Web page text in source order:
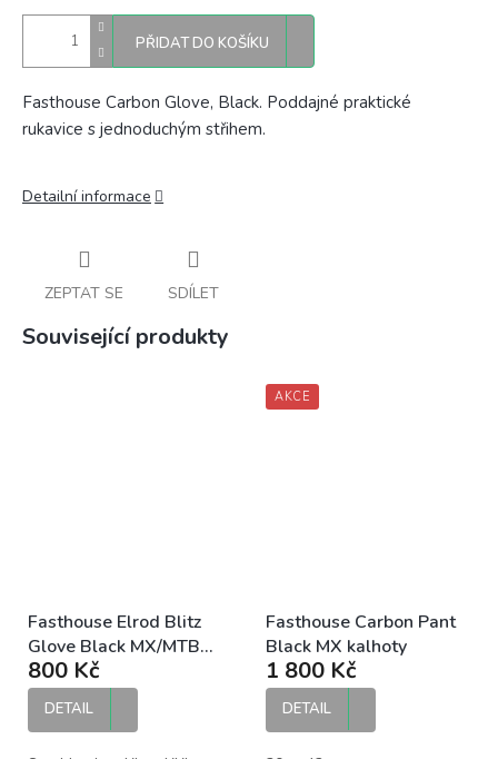
PŘIDAT DO KOŠÍKU
Fasthouse Carbon Glove, Black. Poddajné praktické
rukavice s jednoduchým střihem.
Detailní informace
ZEPTAT SE SDÍLET
Související produkty
Fasthouse Elrod Blitz
Glove Black MX/MTB
rukavice
800 Kč
DETAIL
AKCE
Fasthouse Carbon Pant
Black MX kalhoty
1 800 Kč
DETAIL